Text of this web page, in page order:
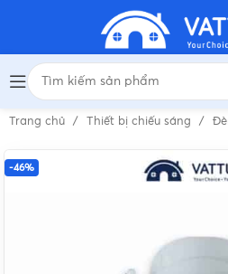
Trang chủ Thiết bị chiếu sáng
-46%